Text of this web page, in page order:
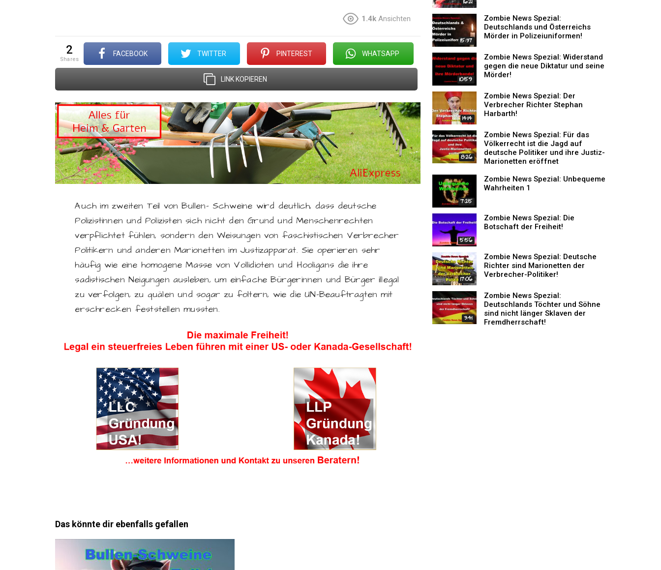
1.4k Ansichten
2
shares
FACEBOOK TWITTER PINTEREST WHATSAPP
LINK KOPIEREN
Auch im zweiten Teil von Bullen- Schweine wird deutlich, dass deutsche
Polizistinnen und Polizisten sich nicht den Grund und Menschenrechten
verpflichtet fühlen, sondern den Weisungen von faschistischen Verbrecher
Politikern und anderen Marionetten im Justizapparat. Sie operieren sehr
häufig wie eine homogene Masse von Vollidioten und Hooligans die ihre
sadistischen Neigungen ausleben, um einfache Bürgerinnen und Bürger illegal
zu verfolgen, zu quälen und sogar zu foltern, wie die UN-Beauftragten mit
erschrecken feststellen mussten.
Das könnte dir ebenfalls gefallen
15:37
Zombie News Spezial:
Deutschlands und Österreichs
Mörder in Polizeiuniformen!
10:59
Zombie News Spezial: Widerstand
gegen die neue Diktatur und seine
Mörder!
14:14
Zombie News Spezial: Der
Verbrecher Richter Stephan
Harbarth!
8:26
Zombie News Spezial: Für das
Völkerrecht ist die Jagd auf
deutsche Politiker und ihre Justiz-
Marionetten eröffnet
7:25
Zombie News Spezial: Unbequeme
Wahrheiten 1
5:56
Zombie News Spezial: Die
Botschaft der Freiheit!
17:06
Zombie News Spezial: Deutsche
Richter sind Marionetten der
Verbrecher-Politiker!
3:41
Zombie News Spezial:
Deutschlands Töchter und Söhne
sind nicht länger Sklaven der
Fremdherrschaft!